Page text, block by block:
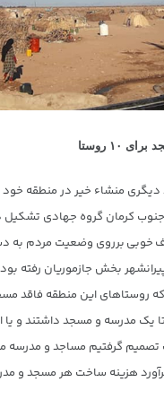
روستا
دیگری منشاء خیر در منطقه
کرمان گروه جهادی تشکیل
خوبی برروی وضعیت مردم به
بخش جازموریان رفته
که روستاهای این منطقه فاقد
۵،۶ روستا یک مدرسه و مسجد داشتند و
گرفتیم مساجد و مدرسه